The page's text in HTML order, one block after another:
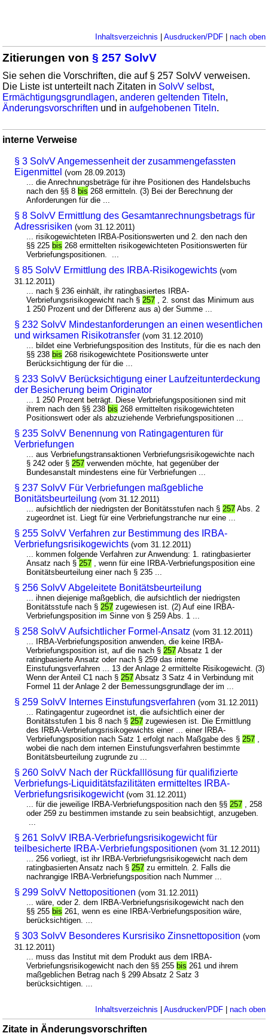
Inhaltsverzeichnis Ausdrucken/PDF| nach oben
Zitierungen von§ 257 SolvV
Sie sehen die Vorschriften, die auf § 257 SolvV verweisen.
Die Liste ist unterteilt nach Zitaten in SolvV selbst,
Ermächtigungsgrundlagen,anderen geltenden Titeln,
Änderungsvorschriften und inaufgehobenen Titeln.
interne Verweise
§ 3 SolvV Angemessenheit der zusammengefassten
Eigenmittel (vom 28.09.2013)
... die Anrechnungsbeträge für ihre Positionen des Handelsbuchs
nach den §§ 8 bis 268 ermitteln. (3) Bei der Berechnung der
Anforderungen für die ...
§ 8 SolvV Ermittlung des Gesamtanrechnungsbetrags für
Adressrisiken (vom 31.12.2011)
... risikogewichteten IRBA-Positionswerten und 2. den nach den
§§ 225 bis 268 ermittelten risikogewichteten Positionswerten für
Verbriefungspositionen. ...
§ 85 SolvV Ermittlung des IRBA-Risikogewichts (vom
31.12.2011)
... nach § 236 einhält, ihr ratingbasiertes IRBA-
Verbriefungsrisikogewicht nach §257 , 2. sonst das Minimum aus
1 250 Prozent und der Differenz aus a) der Summe ...
§ 232 SolvV Mindestanforderungen an einen wesentlichen
und wirksamen Risikotransfer (vom 31.12.2010)
... bildet eine Verbriefungsposition des Instituts, für die es nach den
§§ 238 bis 268 risikogewichtete Positionswerte unter
Berücksichtigung der für die ...
§ 233 SolvV Berücksichtigung einer Laufzeitunterdeckung
der Besicherung beim Originator
... 1 250 Prozent beträgt. Diese Verbriefungspositionen sind mit
ihrem nach den §§ 238 bis 268 ermittelten risikogewichteten
Positionswert oder als abzuziehende Verbriefungspositionen ...
§ 235 SolvV Benennung von Ratingagenturen für
Verbriefungen
... aus Verbriefungstransaktionen Verbriefungsrisikogewichte nach
§ 242 oder §257 verwenden möchte, hat gegenüber der
Bundesanstalt mindestens eine für Verbriefungen ...
§ 237 SolvV Für Verbriefungen maßgebliche
Bonitätsbeurteilung (vom 31.12.2011)
... aufsichtlich der niedrigsten der Bonitätsstufen nach §257 Abs. 2
zugeordnet ist. Liegt für eine Verbriefungstranche nur eine ...
§ 255 SolvV Verfahren zur Bestimmung des IRBA-
Verbriefungsrisikogewichts (vom 31.12.2011)
... kommen folgende Verfahren zur Anwendung: 1. ratingbasierter
Ansatz nach §257 , wenn für eine IRBA-Verbriefungsposition eine
Bonitätsbeurteilung einer nach § 235 ...
§ 256 SolvV Abgeleitete Bonitätsbeurteilung
... ihnen diejenige maßgeblich, die aufsichtlich der niedrigsten
Bonitätsstufe nach §257 zugewiesen ist. (2) Auf eine IRBA-
Verbriefungsposition im Sinne von § 259 Abs. 1 ...
§ 258 SolvV Aufsichtlicher Formel-Ansatz (vom 31.12.2011)
... IRBA-Verbriefungsposition anwenden, die keine IRBA-
Verbriefungsposition ist, auf die nach §257 Absatz 1 der
ratingbasierte Ansatz oder nach § 259 das interne
Einstufungsverfahren ... 13 der Anlage 2 ermittelte Risikogewicht. (3)
Wenn der Anteil C1 nach §257 Absatz 3 Satz 4 in Verbindung mit
Formel 11 der Anlage 2 der Bemessungsgrundlage der im ...
§ 259 SolvV Internes Einstufungsverfahren (vom 31.12.2011)
... Ratingagentur zugeordnet ist, die aufsichtlich einer der
Bonitätsstufen 1 bis 8 nach §257 zugewiesen ist. Die Ermittlung
des IRBA-Verbriefungsrisikogewichts einer ... einer IRBA-
Verbriefungsposition nach Satz 1 erfolgt nach Maßgabe des §257 ,
wobei die nach dem internen Einstufungsverfahren bestimmte
Bonitätsbeurteilung zugrunde zu ...
§ 260 SolvV Nach der Rückfalllösung für qualifizierte
Verbriefungs-Liquiditätsfazilitäten ermitteltes IRBA-
Verbriefungsrisikogewicht (vom 31.12.2011)
... für die jeweilige IRBA-Verbriefungsposition nach den §§257 , 258
oder 259 zu bestimmen imstande zu sein beabsichtigt, anzugeben.
...
§ 261 SolvV IRBA-Verbriefungsrisikogewicht für
teilbesicherte IRBA-Verbriefungspositionen (vom 31.12.2011)
... 256 vorliegt, ist ihr IRBA-Verbriefungsrisikogewicht nach dem
ratingbasierten Ansatz nach §257 zu ermitteln. 2. Falls die
nachrangige IRBA-Verbriefungsposition nach Nummer ...
§ 299 SolvV Nettopositionen (vom 31.12.2011)
... wäre, oder 2. dem IRBA-Verbriefungsrisikogewicht nach den
§§ 255 bis 261, wenn es eine IRBA-Verbriefungsposition wäre,
berücksichtigen. ...
§ 303 SolvV Besonderes Kursrisiko Zinsnettoposition (vom
31.12.2011)
... muss das Institut mit dem Produkt aus dem IRBA-
Verbriefungsrisikogewicht nach den §§ 255 bis 261 und ihrem
maßgeblichen Betrag nach § 299 Absatz 2 Satz 3
berücksichtigen. ...
Inhaltsverzeichnis Ausdrucken/PDF| nach oben
Zitate in Änderungsvorschriften